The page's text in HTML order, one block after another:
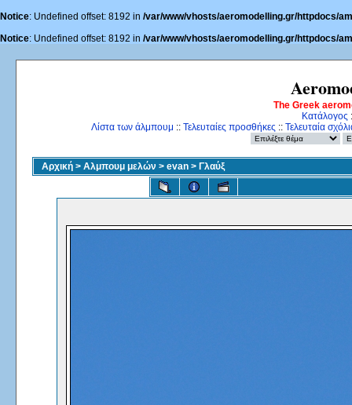
Notice: Undefined offset: 8192 in /var/www/vhosts/aeromodelling.gr/httpdocs/
Notice: Undefined offset: 8192 in /var/www/vhosts/aeromodelling.gr/httpdocs/
The Greek
Κατάλογος
Λίστα των άλμπουμ :: Τελευταίες προσθήκες :: Τελευταία
Αρχική > Αλμπουμ μελών > evan > Γλαύξ